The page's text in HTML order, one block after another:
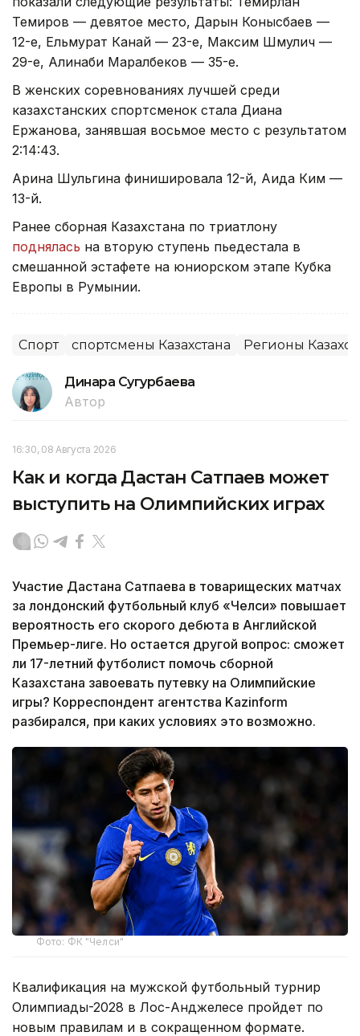
Темиров — девятое место, Дарын Конысбаев —
12-е, Ельмурат Канай — 23-е, Максим Шмулич —
29-е, Алинаби Маралбеков — 35-е.
В женских соревнованиях лучшей среди
казахстанских спортсменок стала Диана
Ержанова, занявшая восьмое место с результатом
2:14:43.
Арина Шульгина финишировала 12-й, Аида Ким —
13-й.
Ранее сборная Казахстана по триатлону
поднялась на вторую ступень пьедестала в
смешанной эстафете на юниорском этапе Кубка
Европы в Румынии.
Спорт спортсмены Казахстана Регионы
Динара Сугурбаева
Автор
16:30, 08 Августа 2026
Как и когда Дастан Сатпаев может
выступить на Олимпийских играх
Участие Дастана Сатпаева в товарищеских матчах
за лондонский футбольный клуб «Челси» повышает
вероятность его скорого дебюта в Английской
Премьер-лиге. Но остается другой вопрос: сможет
ли 17-летний футболист помочь сборной
Казахстана завоевать путевку на Олимпийские
игры? Корреспондент агентства Kazinform
разбирался, при каких условиях это возможно.
Фото: ФК "Челси"
Квалификация на мужской футбольный турнир
Олимпиады-2028 в Лос-Анджелесе пройдет по
новым правилам и в сокращенном формате.